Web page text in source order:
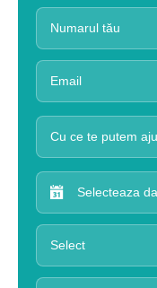
Cu ce te putem
Select